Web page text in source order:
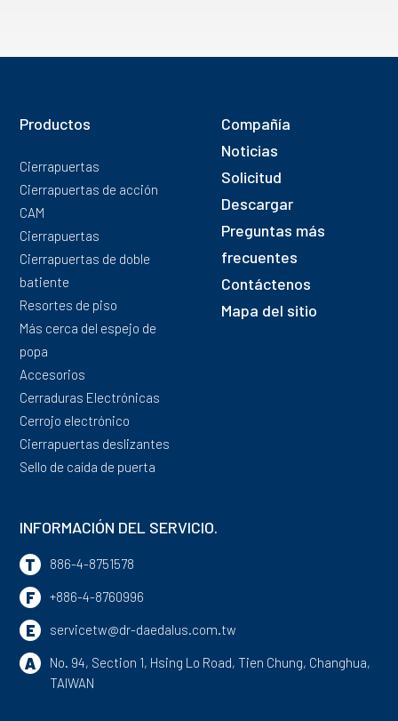
Productos
Cierrapuertas
Cierrapuertas de acción
CAM
Cierrapuertas
Cierrapuertas de doble
batiente
Resortes de piso
Más cerca del espejo de
popa
Accesorios
Cerraduras Electrónicas
Cerrojo electrónico
Cierrapuertas deslizantes
Sello de caída de puerta
Compañía
Noticias
Solicitud
Descargar
Preguntas más
frecuentes
Contáctenos
Mapa del sitio
INFORMACIÓN DEL SERVICIO.
T
886-4-8751578
F +886-4-8760996
E servicetw@dr-daedalus.com.tw
A No. 94, Section 1, Hsing Lo Road, Tien Chung, Changhua,
TAIWAN